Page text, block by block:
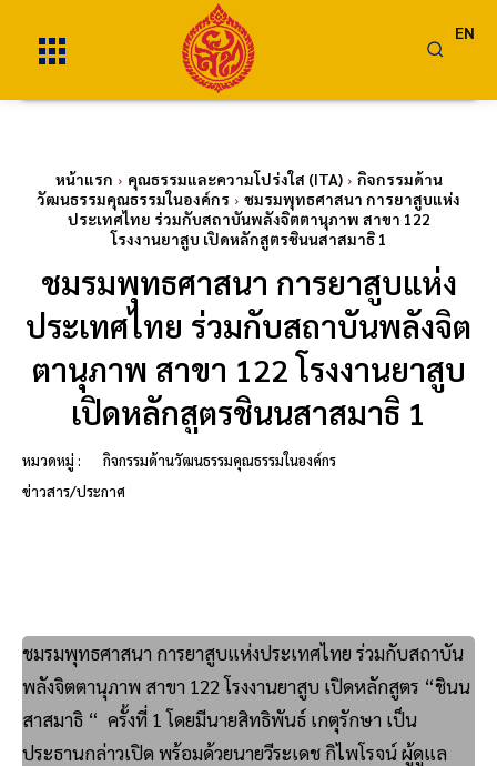
EN
หน้าแรก คุณธรรมและความโปร่งใส (ITA)
กิจกรรมด้าน
วัฒนธรรมคุณธรรมในองค์กร
ชมรมพุทธศาสนา การยาสูบแห่ง
ประเทศไทย ร่วมกับสถาบันพลังจิตตานุภาพ สาขา 122
โรงงานยาสูบ เปิดหลักสูตรชินนสาสมาธิ 1
ชมรมพุทธศาสนา การยาสูบแห่ง
ประเทศไทย ร่วมกับสถาบันพลังจิต
ตานุภาพ สาขา 122 โรงงานยาสูบ
เปิดหลักสูตรชินนสาสมาธิ 1
หมวดหมู่ :
กิจกรรมด้านวัฒนธรรมคุณธรรมในองค์กร
ข่าวสาร/ประกาศ
ชมรมพุทธศาสนา การยาสูบแห่งประเทศไทย ร่วมกับสถาบัน
พลังจิตตานุภาพ สาขา 122 โรงงานยาสูบ เปิดหลักสูตร “ชินน
สาสมาธิ “ ครั้งที่ 1 โดยมีนายสิทธิพันธ์ เกตุรักษา เป็น
ประธานกล่าวเปิด พร้อมด้วยนายวีระเดช กิไพโรจน์ ผู้ดูแล